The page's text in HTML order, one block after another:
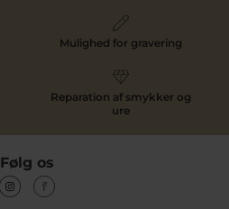
Mulighed for gravering
Reparation af smykker og
ure
Følg os